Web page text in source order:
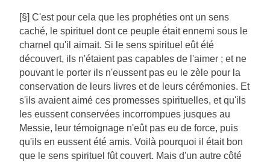
[§] C'est pour cela que les prophéties ont un sens
caché, le spirituel dont ce peuple était ennemi sous le
charnel qu'il aimait. Si le sens spirituel eût été
découvert, ils n'étaient pas capables de l'aimer ; et ne
pouvant le porter ils n'eussent pas eu le zèle pour la
conservation de leurs livres et de leurs cérémonies. Et
s'ils avaient aimé ces promesses spirituelles, et qu'ils
les eussent conservées incorrompues jusques au
Messie, leur témoignage n'eût pas eu de force, puis
qu'ils en eussent été amis. Voilà pourquoi il était bon
que le sens spirituel fût couvert. Mais d'un autre côté